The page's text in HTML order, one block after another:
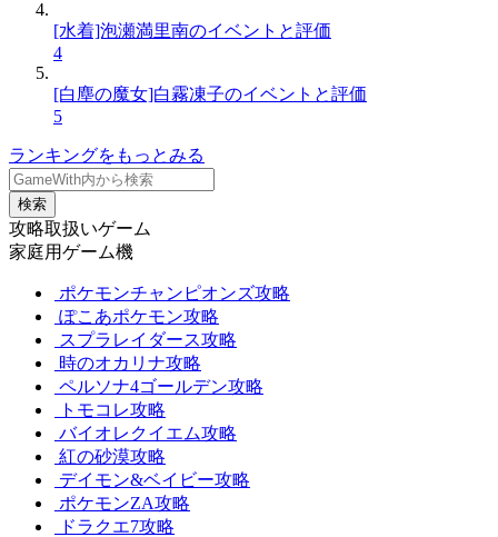
[水着]泡瀬満里南のイベントと評価
4
[白塵の魔女]白霧凍子のイベントと評価
5
ランキングをもっとみる
検索
攻略取扱いゲーム
家庭用ゲーム機
ポケモンチャンピオンズ攻略
ぽこあポケモン攻略
スプラレイダース攻略
時のオカリナ攻略
ペルソナ4ゴールデン攻略
トモコレ攻略
バイオレクイエム攻略
紅の砂漠攻略
デイモン&ベイビー攻略
ポケモンZA攻略
ドラクエ7攻略